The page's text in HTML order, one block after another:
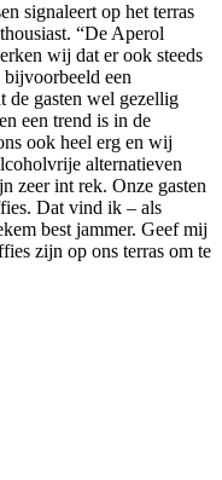
signaleert op het terras
“De Aperol
wij dat er ook steeds
een
gasten wel gezellig
een trend is in de
ook heel erg en wij
alternatieven
zeer int rek. Onze gasten
Dat vind ik – als
best jammer. Geef mij
zijn op ons terras om te